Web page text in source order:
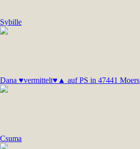
Sybille
Dana ♥vermittelt♥▲ auf PS in 47441 Moers
Csuma